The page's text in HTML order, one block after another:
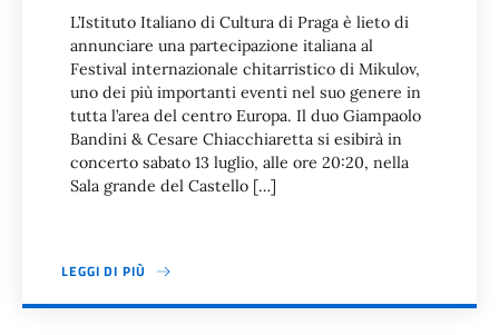
L’Istituto Italiano di Cultura di Praga è lieto di
annunciare una partecipazione italiana al
Festival internazionale chitarristico di Mikulov,
uno dei più importanti eventi nel suo genere in
tutta l’area del centro Europa. Il duo Giampaolo
Bandini & Cesare Chiacchiaretta si esibirà in
concerto sabato 13 luglio, alle ore 20:20, nella
Sala grande del Castello […]
LEGGI DI PIÙ